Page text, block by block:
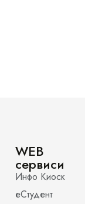
WEB
сервиси
Инфо Киоск
еСтудент